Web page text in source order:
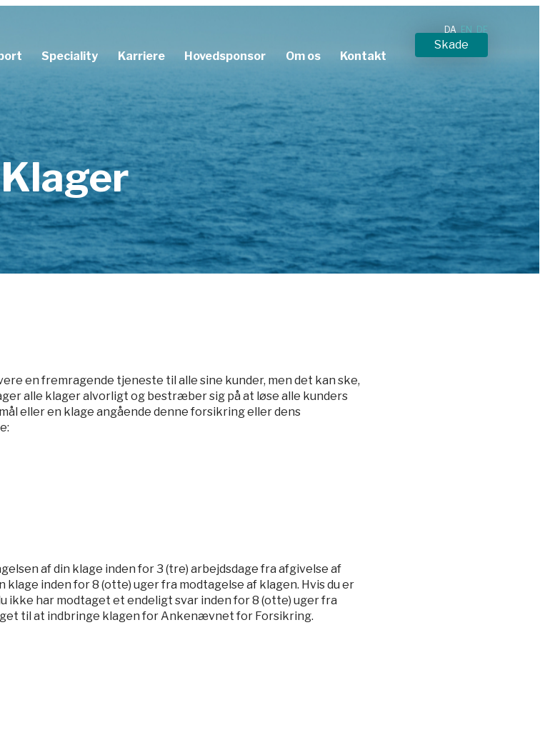
Dykkerforsikring
Karrierestopforsikring
Sygedagpengeforsikring
Speciality
Aflysningsforsikring
Prize Indemnity forsikring
Karriere Hovedsponsor Om os Kontakt
Download dokumenter
Upload til os
Skade
DA EN DE
Klager
en fremragende tjeneste til alle sine kunder, men det kan ske,
alle klager alvorligt og bestræber sig på at løse alle kunders
eller en klage angående denne forsikring eller dens
af din klage inden for 3 (tre) arbejdsdage fra afgivelse af
inden for 8 (otte) uger fra modtagelse af klagen. Hvis du er
ikke har modtaget et endeligt svar inden for 8 (otte) uger fra
til at indbringe klagen for Ankenævnet for Forsikring.